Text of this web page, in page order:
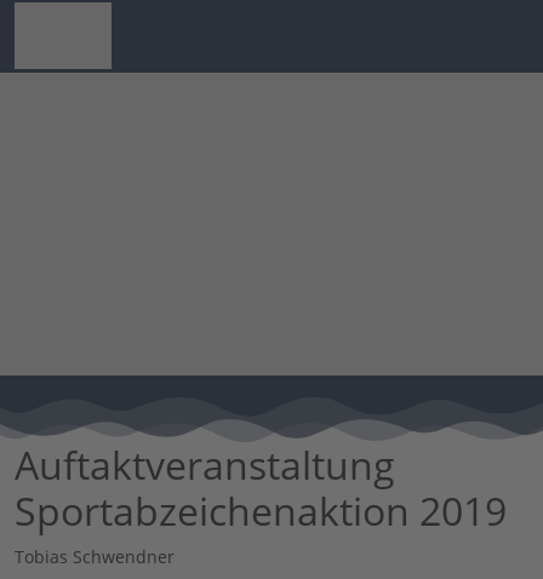
Auftaktveranstaltung
Sportabzeichenaktion 2019
Tobias Schwendner